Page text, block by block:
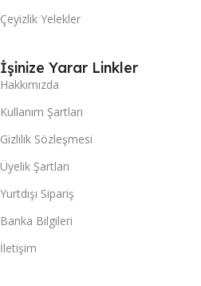
Çeyizlik Yelekler
İşinize Yarar Linkler
Hakkımızda
Kullanım Şartları
Gizlilik Sözleşmesi
Üyelik Şartları
Yurtdışı Sipariş
Banka Bilgileri
İletişim